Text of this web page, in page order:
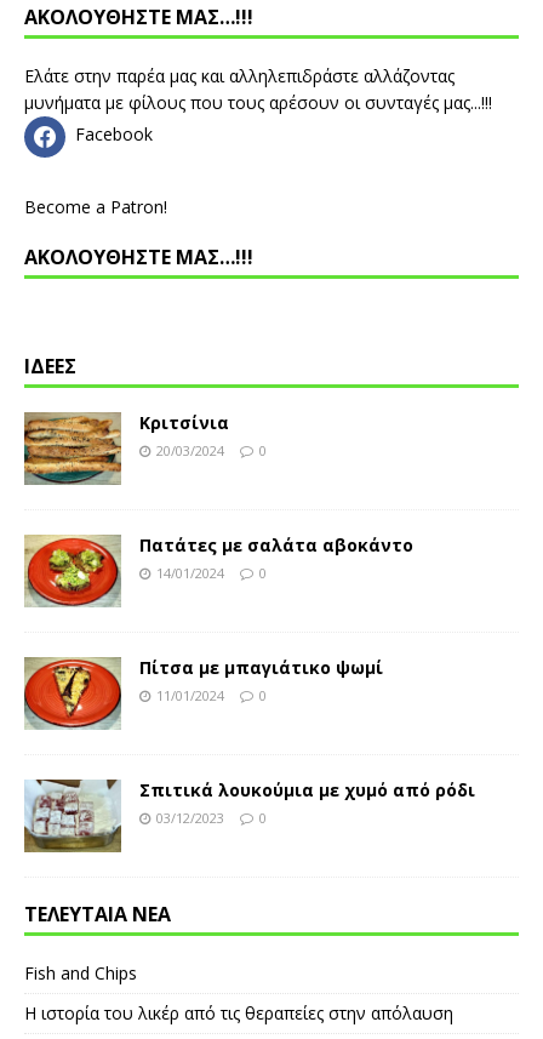
ΑΚΟΛΟΥΘΗΣΤΕ ΜΑΣ…!!!
Ελάτε στην παρέα μας και αλληλεπιδράστε αλλάζοντας
μυνήματα με φίλους που τους αρέσουν οι συνταγές μας...!!!
Facebook
Become a Patron!
ΑΚΟΛΟΥΘΗΣΤΕ ΜΑΣ…!!!
ΙΔΕΕΣ
Κριτσίνια
20/03/2024 0
Πατάτες με σαλάτα αβοκάντο
14/01/2024 0
Πίτσα με μπαγιάτικο ψωμί
11/01/2024 0
Σπιτικά λουκούμια με χυμό από ρόδι
03/12/2023 0
ΤΕΛΕΥΤΑΙΑ ΝΕΑ
Fish and Chips
Η ιστορία του λικέρ από τις θεραπείες στην απόλαυση